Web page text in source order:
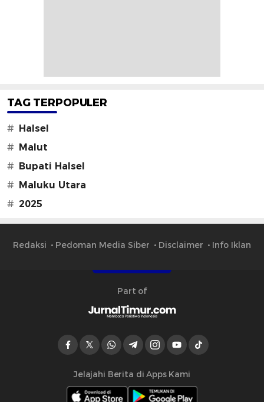
TAG TERPOPULER
#
Halsel
#
Malut
#
Bupati Halsel
#
Maluku Utara
# 2025
Redaksi Pedoman Media Siber Disclaimer Info Iklan
Part of
Jelajahi Berita di Apps Kami